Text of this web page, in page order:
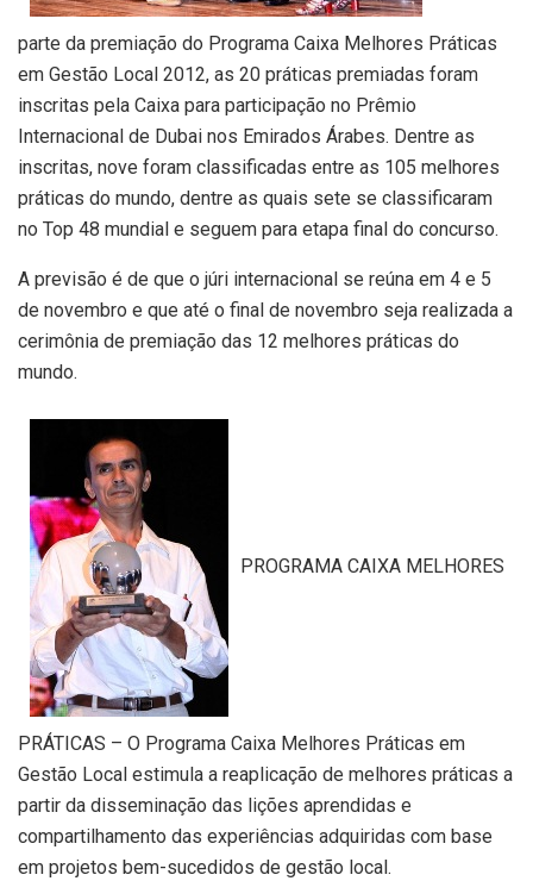
parte da premiação do Programa Caixa Melhores Práticas
em Gestão Local 2012, as 20 práticas premiadas foram
inscritas pela Caixa para participação no Prêmio
Internacional de Dubai nos Emirados Árabes. Dentre as
inscritas, nove foram classificadas entre as 105 melhores
práticas do mundo, dentre as quais sete se classificaram
no Top 48 mundial e seguem para etapa final do concurso.
A previsão é de que o júri internacional se reúna em 4 e 5
de novembro e que até o final de novembro seja realizada a
cerimônia de premiação das 12 melhores práticas do
mundo.
PROGRAMA CAIXA MELHORES
PRÁTICAS – O Programa Caixa Melhores Práticas em
Gestão Local estimula a reaplicação de melhores práticas a
partir da disseminação das lições aprendidas e
compartilhamento das experiências adquiridas com base
em projetos bem-sucedidos de gestão local.